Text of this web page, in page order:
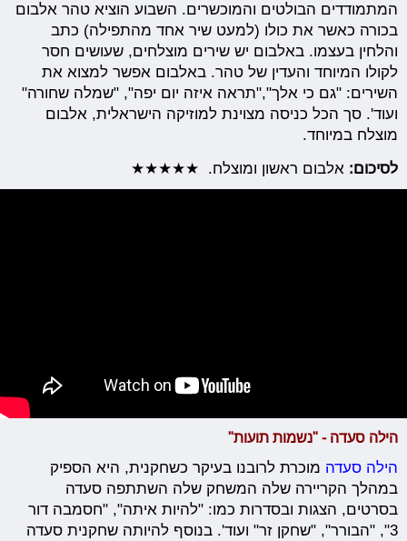
המתמודדים הבולטים והמוכשרים. השבוע הוציא טהר אלבום
בכורה כאשר את כולו (למעט שיר אחד מהתפילה) כתב
והלחין בעצמו. באלבום יש שירים מוצלחים, שעושים חסר
לקולו המיוחד והעדין של טהר. באלבום אפשר למצוא את
השירים: "גם כי אלך","תראה איזה יום יפה", "שמלה שחורה"
ועוד'. סך הכל כניסה מצוינת למוזיקה הישראלית, אלבום
מוצלח במיוחד.
לסיכום: אלבום ראשון ומוצלח. ★★★★★
הילה סעדה - "נשמות תועות"
הילה סעדה מוכרת לרובנו בעיקר כשחקנית, היא הספיק
במהלך הקריירה שלה המשחק שלה השתתפה סעדה
בסרטים, הצגות ובסדרות כמו: "להיות איתה", "חסמבה דור
3", "הבורר", "שחקן זר" ועוד'. בנוסף להיותה שחקנית סעדה